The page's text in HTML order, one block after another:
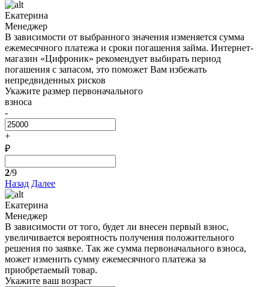
Екатерина
Менеджер
В зависимости от выбранного значения изменяется сумма
ежемесячного платежа и сроки погашения займа. Интернет-
магазин «Цифроник» рекомендует выбирать период
погашения с запасом, это поможет Вам избежать
непредвиденных рисков
Укажите размер первоначального
взноса
-
+
₽
2/9
Назад Далее
Екатерина
Менеджер
В зависимости от того, будет ли внесен первый взнос,
увеличивается вероятность получения положительного
решения по заявке. Так же сумма первоначального взноса,
может изменить сумму ежемесячного платежа за
приобретаемый товар.
Укажите ваш возраст